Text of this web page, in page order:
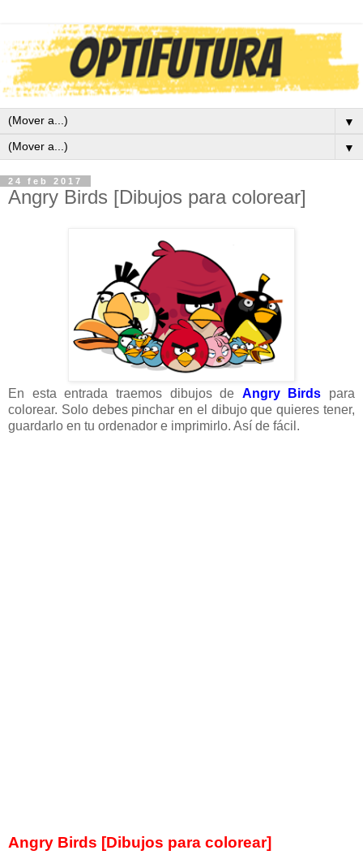
▼
▼
24 feb 2017
Angry Birds [Dibujos para colorear]
En esta entrada traemos dibujos de Angry Birds
para
colorear. Solo debes pinchar en el dibujo que quieres tener,
guardarlo en tu ordenador e imprimirlo. Así de fácil.
Angry Birds [Dibujos para colorear]